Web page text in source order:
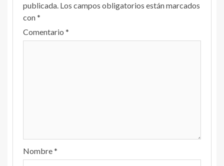
publicada. Los campos obligatorios están marcados
con*
Comentario *
Nombre*